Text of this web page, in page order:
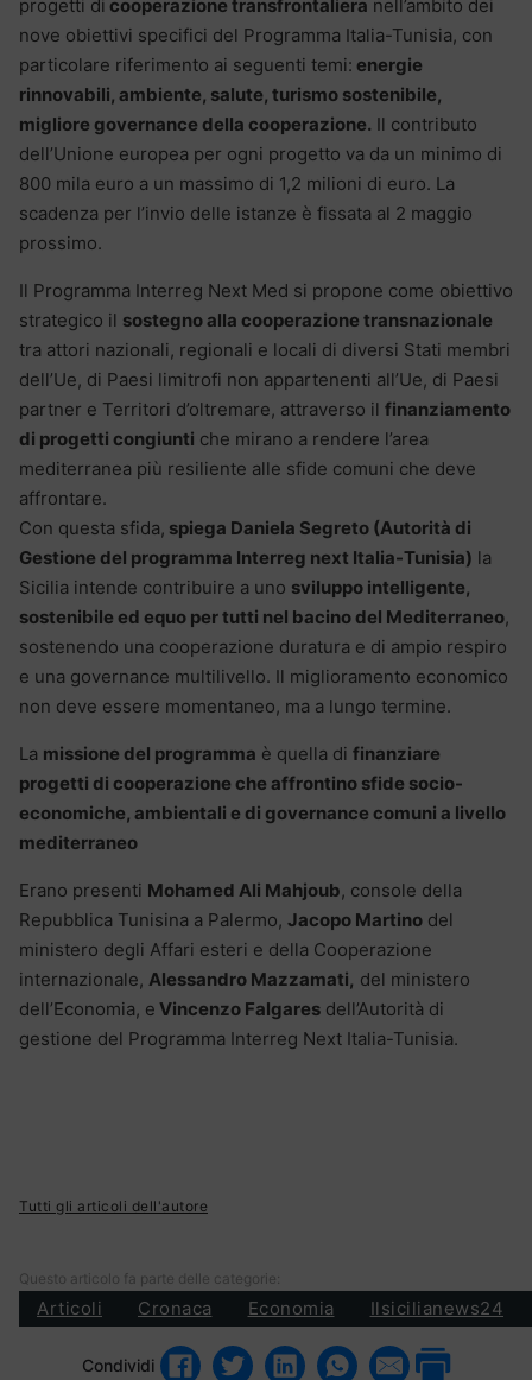
progetti di cooperazione transfrontaliera nell’ambito dei
nove obiettivi specifici del Programma Italia-Tunisia, con
particolare riferimento ai seguenti temi: energie
rinnovabili, ambiente, salute, turismo sostenibile,
migliore governance della cooperazione. Il contributo
dell’Unione europea per ogni progetto va da un minimo di
800 mila euro a un massimo di 1,2 milioni di euro. La
scadenza per l’invio delle istanze è fissata al 2 maggio
prossimo.
Il Programma Interreg Next Med si propone come obiettivo
strategico il sostegno alla cooperazione transnazionale
tra attori nazionali, regionali e locali di diversi Stati membri
dell’Ue, di Paesi limitrofi non appartenenti all’Ue, di Paesi
partner e Territori d’oltremare, attraverso il finanziamento
di progetti congiunti che mirano a rendere l’area
mediterranea più resiliente alle sfide comuni che deve
affrontare.
Con questa sfida, spiega Daniela Segreto (Autorità di
Gestione del programma Interreg next Italia-Tunisia) la
Sicilia intende contribuire a uno sviluppo intelligente,
sostenibile ed equo per tutti nel bacino del Mediterraneo,
sostenendo una cooperazione duratura e di ampio respiro
e una governance multilivello. Il miglioramento economico
non deve essere momentaneo, ma a lungo termine.
La missione del programma è quella di finanziare
progetti di cooperazione che affrontino sfide socio-
economiche, ambientali e di governance comuni a livello
mediterraneo
Erano presenti Mohamed Ali Mahjoub, console della
Repubblica Tunisina a Palermo, Jacopo Martino del
ministero degli Affari esteri e della Cooperazione
internazionale, Alessandro Mazzamati, del ministero
dell’Economia, e Vincenzo Falgares dell’Autorità di
gestione del Programma Interreg Next Italia-Tunisia.
Tutti gli articoli dell'autore
Questo articolo fa parte delle categorie:
Articoli Cronaca Economia Ilsicilianews24
Condividi